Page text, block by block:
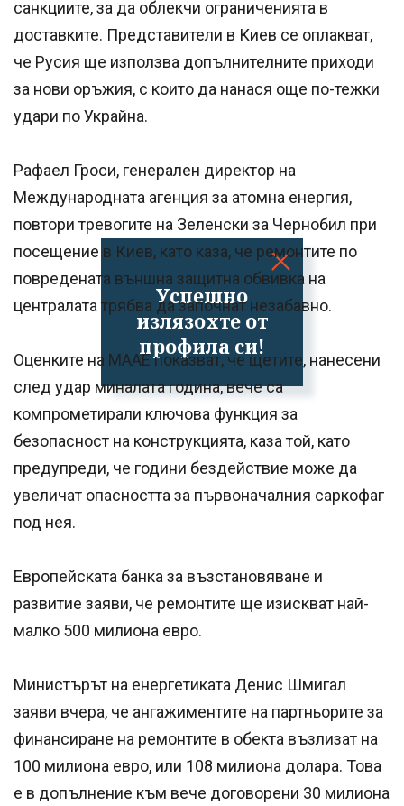
Успешно
излязохте от
профила си!
санкциите, за да облекчи ограниченията в
доставките. Представители в Киев се оплакват,
че Русия ще използва допълнителните приходи
за нови оръжия, с които да нанася още по-тежки
удари по Украйна.
Рафаел Гроси, генерален директор на
Международната агенция за атомна енергия,
повтори тревогите на Зеленски за Чернобил при
посещение в Киев, като каза, че ремонтите по
повредената външна защитна обвивка на
централата трябва да започнат незабавно.
Оценките на МААЕ показват, че щетите, нанесени
след удар миналата година, вече са
компрометирали ключова функция за
безопасност на конструкцията, каза той, като
предупреди, че години бездействие може да
увеличат опасността за първоначалния саркофаг
под нея.
Европейската банка за възстановяване и
развитие заяви, че ремонтите ще изискват най-
малко 500 милиона евро.
Министърът на енергетиката Денис Шмигал
заяви вчера, че ангажиментите на партньорите за
финансиране на ремонтите в обекта възлизат на
100 милиона евро, или 108 милиона долара. Това
е в допълнение към вече договорени 30 милиона